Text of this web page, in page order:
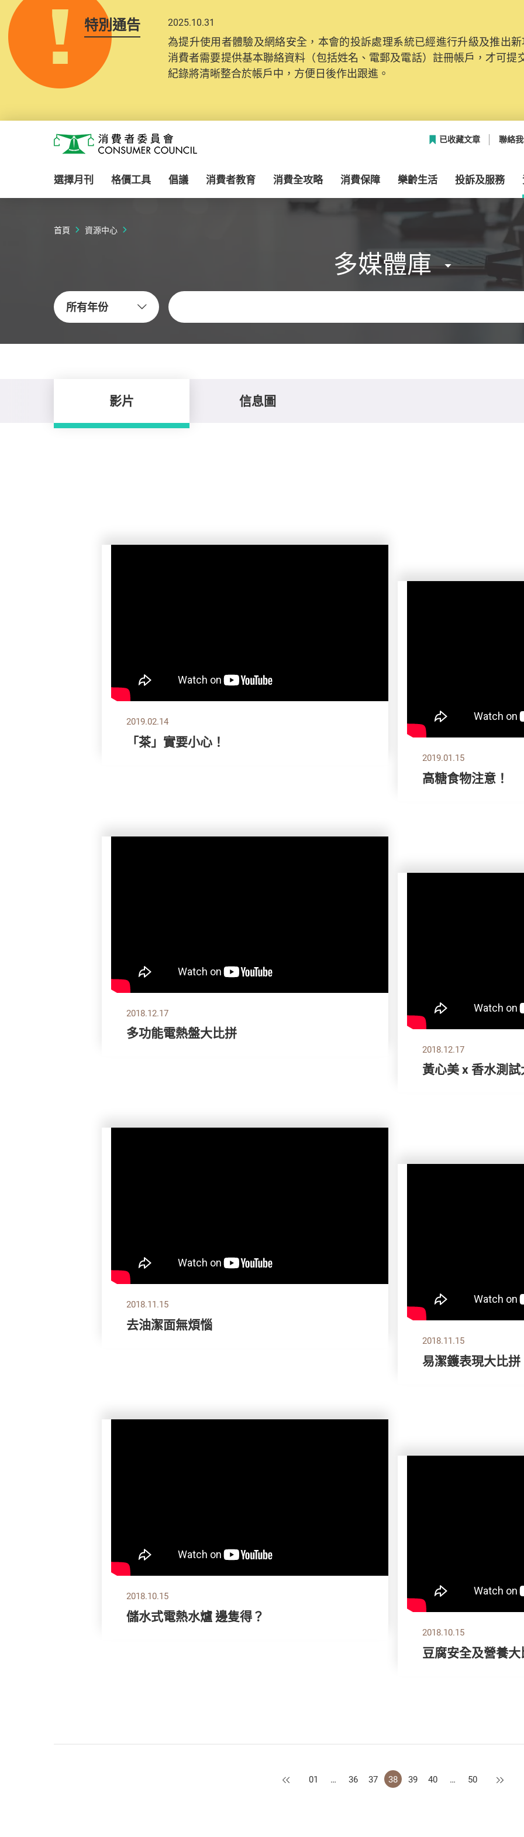
特別通告 2025.10.31
為提升使用者體驗及網絡安全，本會的投訴處理系統已經進行升級及推出
消費者需要提供基本聯絡資料（包括姓名、電郵及電話）註冊帳戶，才可提
紀錄將清晰整合於帳戶中，方便日後作出跟進。
消費者委員會
已收藏文章 聯絡
選擇月刊 格價工具 倡議 消費者教育 消費全攻略 消費保障 樂齡生活 投訴及服務
首頁 資源中心
多媒體庫
所有年份
關鍵字
影片 信息圖
2019.02.14
「茶」實要小心！
2019.01.15
高糖食物注意！
2018.12.17
多功能電熱盤大比拼
2018.12.17
黃心美 x 香水測
2018.11.15
去油潔面無煩惱
2018.11.15
易潔鑊表現大比拼
2018.10.15
儲水式電熱水爐 邊隻得？
2018.10.15
豆腐安全及營養
上一頁
01 … 36 37 38 39 40 … 50 下一頁